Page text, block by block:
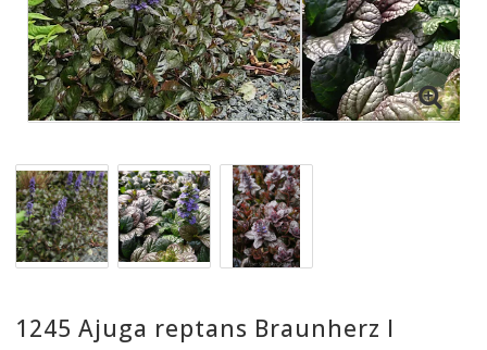
1245 Ajuga reptans Braunherz I